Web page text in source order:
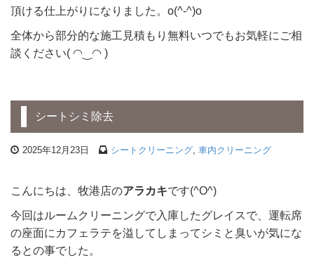
頂ける仕上がりになりました。o(^-^)o
全体から部分的な施工見積もり無料いつでもお気軽にご相
談ください( ◠‿◠ )
シートシミ除去
2025年12月23日 シートクリーニング 車内クリーニング
こんにちは、牧港店のアラカキです(^O^)
今回はルームクリーニングで入庫したグレイスで、運転席
の座面にカフェラテを溢してしまってシミと臭いが気にな
るとの事でした。